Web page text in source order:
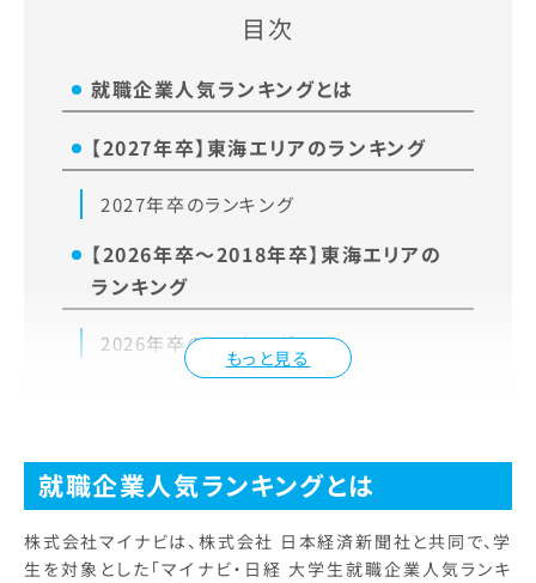
目次
もっと見る
就職企業人気ランキングとは
【2027年卒】東海エリアのランキング
2027年卒のランキング
【2026年卒～2018年卒】東海エリアの
ランキング
2026年卒のランキング
就職企業人気ランキングとは
株式会社マイナビは、株式会社 日本経済新聞社と共同で、学
生を対象とした「マイナビ・日経 大学生就職企業人気ランキ